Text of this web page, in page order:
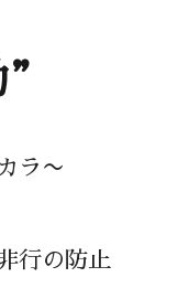
ラ〜
行の防止